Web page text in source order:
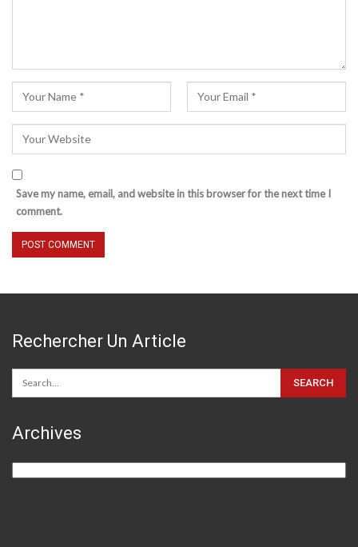
Save my name, email, and website in this browser for the next time I
comment.
Rechercher Un Article
Archives